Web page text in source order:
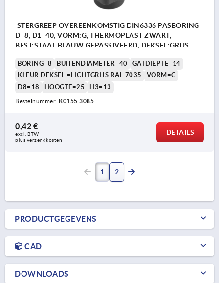
STERGREEP OVEREENKOMSTIG DIN6336 PASBORING
D=8, D1=40, VORM:G, THERMOPLAST ZWART,
BEST:STAAL BLAUW GEPASSIVEERD, DEKSEL:GRIJS
BORING=8 BUITENDIAMETER=40
GATDIEPTE=14
KLEUR DEKSEL =LICHTGRIJS RAL 7035
VORM=G
D8=18
HOOGTE=25 H3=13
Bestelnummer: K0155.3085
0,42 €
excl. BTW
plus verzendkosten
DETAILS
1 2
PRODUCTGEGEVENS
CAD
DOWNLOADS